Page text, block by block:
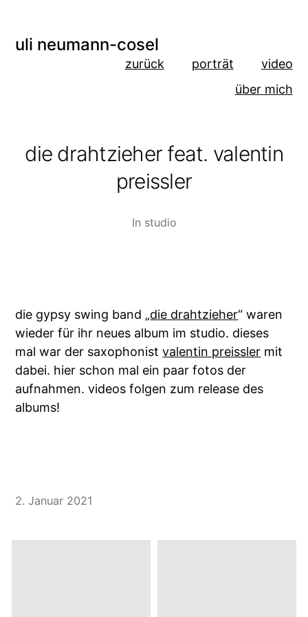
uli neumann-cosel
zurück porträt
video
über mich
die drahtzieher feat. valentin
preissler
In studio
die gypsy swing band „die drahtzieher“ waren
wieder für ihr neues album im studio. dieses
mal war der saxophonistvalentin preissler mit
dabei. hier schon mal ein paar fotos der
aufnahmen. videos folgen zum release des
albums!
2. Januar 2021